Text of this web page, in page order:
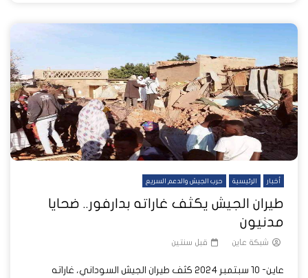
أخبار الرئيسية حرب الجيش والدعم السريع
طيران الجيش يكثف غاراته بدارفور.. ضحايا
مدنيون
شبكة عاين قبل سنتين
عاين- 10 سبتمبر 2024 كثف طيران الجيش السوداني، غاراته